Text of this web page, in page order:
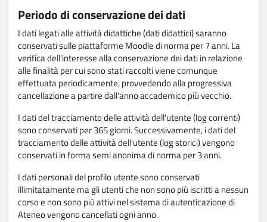
Periodo di conservazione dei dati
I dati legati alle attività didattiche (dati didattici) saranno
conservati sulle piattaforme Moodle di norma per 7 anni. La
verifica dell'interesse alla conservazione dei dati in relazione
alle finalità per cui sono stati raccolti viene comunque
effettuata periodicamente, provvedendo alla progressiva
cancellazione a partire dall'anno accademico più vecchio.
I dati del tracciamento delle attività dell'utente (log correnti)
sono conservati per 365 giorni. Successivamente, i dati del
tracciamento delle attività dell'utente (log storici) vengono
conservati in forma semi anonima di norma per 3 anni.
I dati personali del profilo utente sono conservati
illimitatamente ma gli utenti che non sono più iscritti a nessun
corso e non sono più attivi nel sistema di autenticazione di
Ateneo vengono cancellati ogni anno.